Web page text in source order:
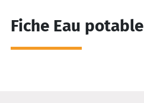
Fiche Eau potable